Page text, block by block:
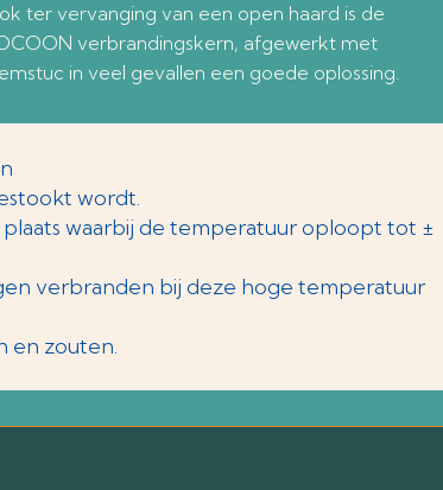
ter vervanging van een open haard is de
verbrandingskern, afgewerkt met
in veel gevallen een goede oplossing.
wordt.
waarbij de temperatuur oploopt tot ±
verbranden bij deze hoge temperatuur
en zouten.